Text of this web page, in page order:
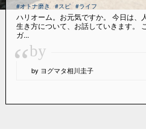
#オトナ磨き #スピ #ライフ
ハリオーム。お元気ですか。 今日は、
生き方について、お話していきます。
ガ...
“by
by ヨグマタ相川圭子